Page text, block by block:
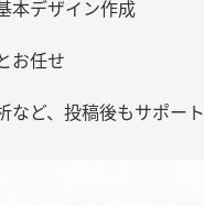
本デザイン作成
お任せ
など、投稿後もサポート